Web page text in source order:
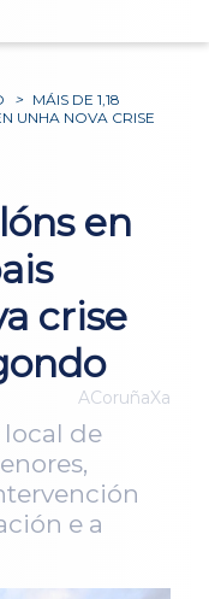
> MÁIS DE 1,18
UNHA NOVA CRISE
en
crise
ACoruñaXa
local de
e a